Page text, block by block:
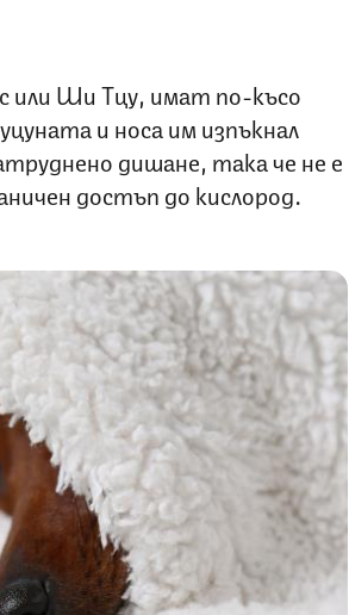
или Ши Тцу, имат по-късо
и носа им изпъкнал
дишане, така че не е
достъп до кислород.